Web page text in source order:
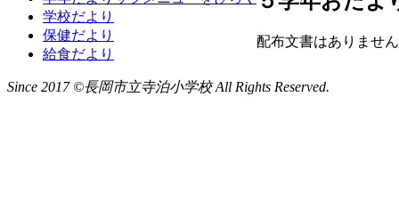
学校だより
保健だより
給食だより
配布文書はありませ
Since 2017 ©長岡市立寺泊小学校 All Rights Reserved.